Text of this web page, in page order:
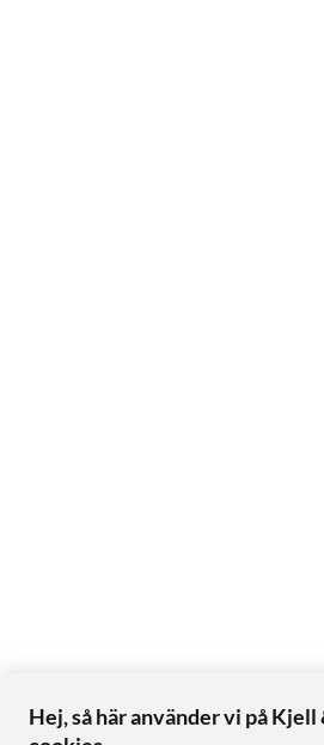
Hej, så här använder vi på Kjell